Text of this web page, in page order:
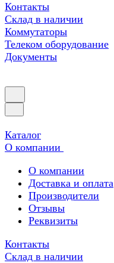
Контакты
Склад в наличии
Коммутаторы
Телеком оборудование
Документы
Каталог
О компании
О компании
Доставка и оплата
Производители
Отзывы
Реквизиты
Контакты
Склад в наличии